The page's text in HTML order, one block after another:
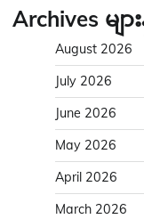
Archives မ
August 2026
July 2026
June 2026
May 2026
April 2026
March 2026